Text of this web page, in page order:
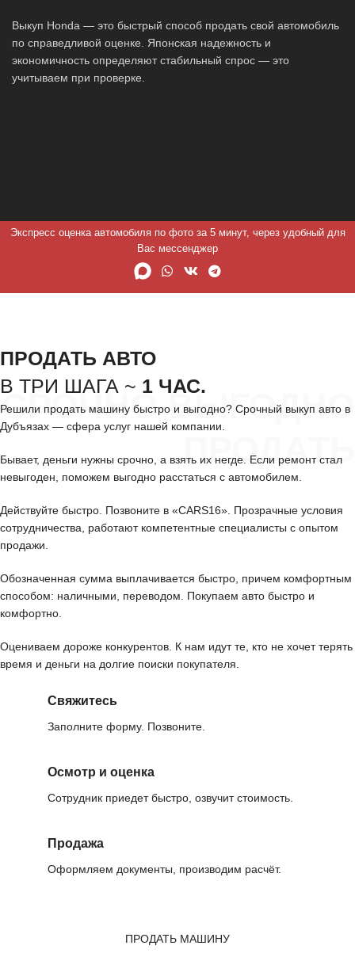
Выкуп Honda — это быстрый способ продать свой автомобиль
по справедливой оценке. Японская надежность и
экономичность определяют стабильный спрос — это
учитываем при проверке.
Экспресс оценка автомобиля по фото за 5 минут, через удобный для
Вас мессенджер
СРОЧНО ВЫГОДНО
ПРОДАТЬ
ПРОДАТЬ АВТО
В ТРИ ШАГА ~ 1 ЧАС.
Решили продать машину быстро и выгодно? Срочный выкуп авто в
Дубъязах — сфера услуг нашей компании.
Бывает, деньги нужны срочно, а взять их негде. Если ремонт стал
невыгоден, поможем выгодно расстаться с автомобилем.
Действуйте быстро. Позвоните в «CARS16». Прозрачные условия
сотрудничества, работают компетентные специалисты с опытом
продажи.
Обозначенная сумма выплачивается быстро, причем комфортным
способом: наличными, переводом. Покупаем авто быстро и
комфортно.
Оцениваем дороже конкурентов. К нам идут те, кто не хочет терять
время и деньги на долгие поиски покупателя.
Свяжитесь
Заполните форму. Позвоните.
Осмотр и оценка
Сотрудник приедет быстро, озвучит стоимость.
Продажа
Оформляем документы, производим расчёт.
ПРОДАТЬ МАШИНУ